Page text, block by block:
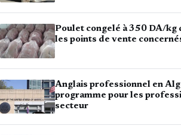
Poulet congelé à 350 DA/kg
les points de vente
Anglais professionnel en
programme pour les
secteur